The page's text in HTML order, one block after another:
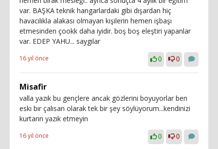
var. BAŞKA teknik hangarlardaki gibi dışardan hiç
havacılıkla alakası olmayan kişilerin hemen işbaşı
etmesinden çookk daha iyidir. boş boş eleştiri yapanlar
var. EDEP YAHU... saygılar
16 yıl önce 0 0
Misafir
valla yazık bu gençlere ancak gözlerini boyuyorlar ben
eskı bır çalısan olarak tek bir şey söylüyorum...kendinizi
kurtarın yazık etmeyin
16 yıl önce 0 0